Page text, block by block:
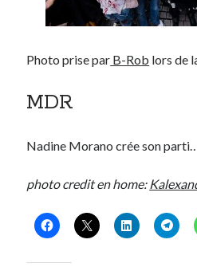
Photo prise par B-Rob lors de
MDR
Nadine Morano crée son parti…
photo credit en home: